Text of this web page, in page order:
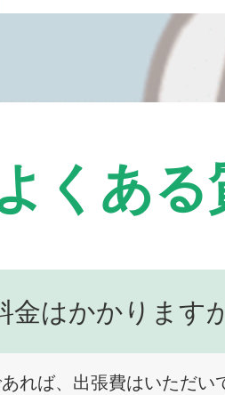
くある
金はかかります
れば、出張費はいただい